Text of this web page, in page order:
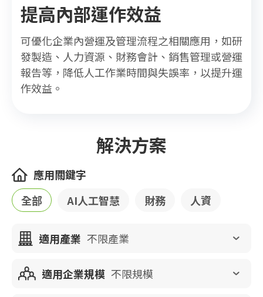
提高內部運作效益
可優化企業內營運及管理流程之相關應用，如研
發製造、人力資源、財務會計、銷售管理或營運
報告等，降低人工作業時間與失誤率，以提升運
作效益。
解決方案
應用關鍵字
全部
AI人工智慧 財務 人資
適用產業 不限產業
適用企業規模 不限規模